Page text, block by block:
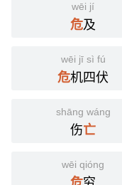
wēi jí
危及
wēi jī sì fú
危机四伏
shāng wáng
伤亡
wēi qióng